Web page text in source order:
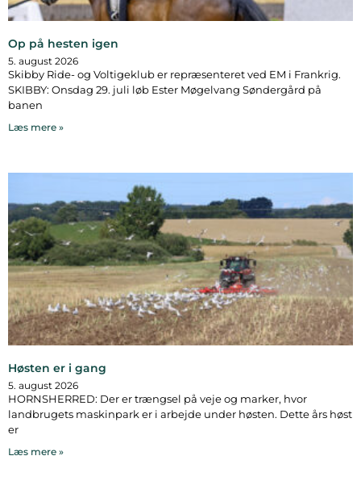
Op på hesten igen
5. august 2026
Skibby Ride- og Voltigeklub er repræsenteret ved EM i Frankrig.
SKIBBY: Onsdag 29. juli løb Ester Møgelvang Søndergård på
banen
Læs mere »
Høsten er i gang
5. august 2026
HORNSHERRED: Der er trængsel på veje og marker, hvor
landbrugets maskinpark er i arbejde under høsten. Dette års høst
er
Læs mere »